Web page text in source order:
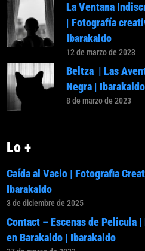
La Ventana
| Fotografía
Ibarakaldo
12 de marzo de 2023
Beltza | Las
Negra | Ibarakaldo
8 de marzo de 2023
Lo +
Caída al Vacio | Fotografia
Ibarakaldo
3 de diciembre de 2025
Contact – Escenas de Pelicula
en Barakaldo | Ibarakaldo